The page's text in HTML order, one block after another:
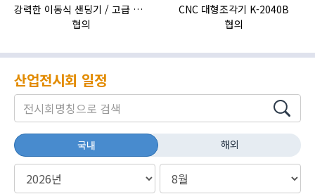
강력한 이동식 샌딩기 / 고급 이태리 IBIX샌드블라스터
협의
CNC 대형조각기 K-2040B
협의
산업전시회 일정
국내 해외